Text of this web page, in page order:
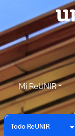
Mi ReUNIR
Todo ReUNIR